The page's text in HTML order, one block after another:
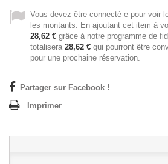
Vous devez être connecté-e pour voir
les montants. En ajoutant cet item à
28,62 € grâce à notre programme de
totalisera 28,62 € qui pourront être
pour une prochaine réservation.
Partager sur Facebook !
Imprimer